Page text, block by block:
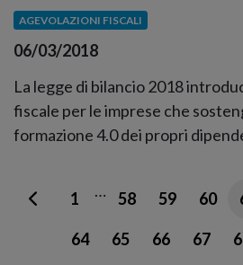
AGEVOLAZIONI FISCALI
06/03/2018
La legge di bilancio 2018
fiscale per le imprese che
formazione 4.0 dei propri
1 … 58 59 60
64 65 66 67